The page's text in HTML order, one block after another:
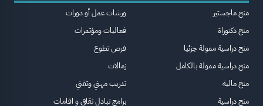
منح ماجستير
منح دكتوراة
منح دراسية ممولة جزئيا
منح دراسية ممولة بالكامل
منح مالية
منح دراسية
ورشات عمل أو دورات
فعاليات ومؤتمرات
فرص تطوع
زمالات
تدريب مهني وتقني
برامج تبادل ثقافي و اقامات